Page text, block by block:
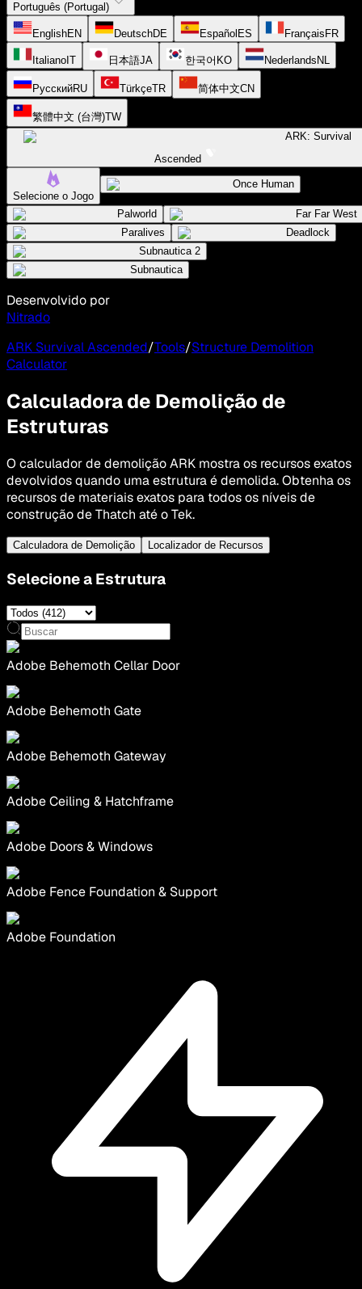
Português (Portugal)
EnglishEN DeutschDE Español ES Français FR
Italiano IT 日本語JA 한국어 KO Nederlands NL
РусскийRU TürkçeTR 简体中文CN
繁體中文 (台灣)TW
ARK: Survival
Ascended
Selecione o Jogo
Once Human
Palworld
Far Far West
Paralives
Deadlock
Subnautica 2
Subnautica
Desenvolvido por
Nitrado
ARK Survival Ascended/Tools/Structure Demolition
Calculator
Calculadora de Demolição de
Estruturas
O calculador de demolição ARK mostra os recursos exatos
devolvidos quando uma estrutura é demolida. Obtenha os
recursos de materiais exatos para todos os níveis de
construção de Thatch até o Tek.
Calculadora de Demolição Localizador de Recursos
Selecione a Estrutura
Adobe Behemoth Cellar Door
Adobe Behemoth Gate
Adobe Behemoth Gateway
Adobe Ceiling & Hatchframe
Adobe Doors & Windows
Adobe Fence Foundation & Support
Adobe Foundation